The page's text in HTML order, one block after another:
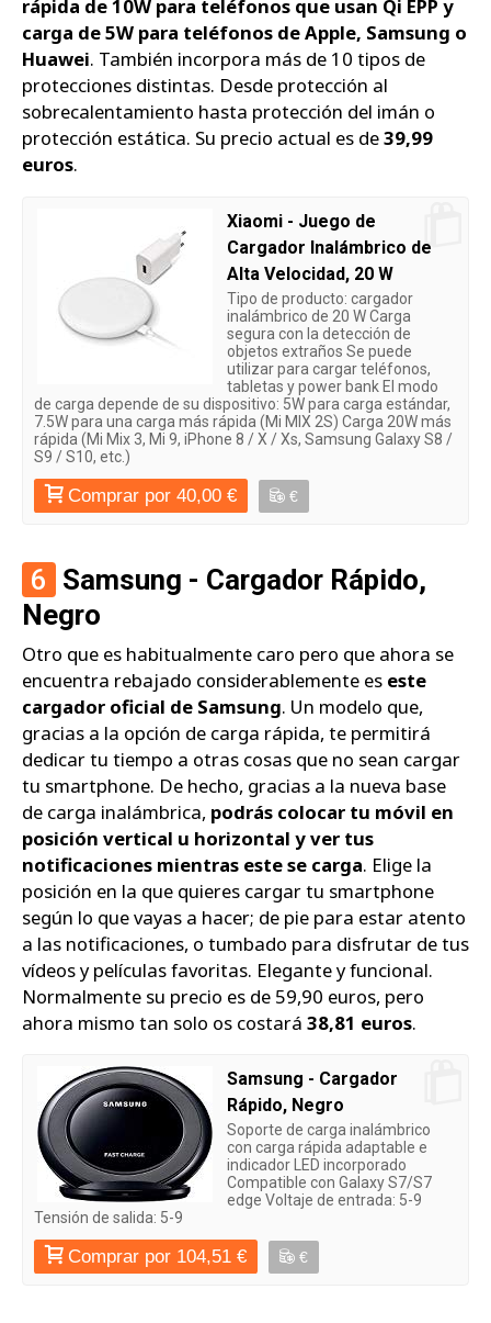
rápida de 10W para teléfonos que usan Qi EPP y
carga de 5W para teléfonos de Apple, Samsung o
Huawei. También incorpora más de 10 tipos de
protecciones distintas. Desde protección al
sobrecalentamiento hasta protección del imán o
protección estática. Su precio actual es de39,99
euros.
Xiaomi - Juego de
Cargador Inalámbrico de
Alta Velocidad, 20 W
Tipo de producto: cargador
inalámbrico de 20 W Carga
segura con la detección de
objetos extraños Se puede
utilizar para cargar teléfonos,
tabletas y power bank El modo
de carga depende de su dispositivo: 5W para carga estándar,
7.5W para una carga más rápida (Mi MIX 2S) Carga 20W más
rápida (Mi Mix 3, Mi 9, iPhone 8 / X / Xs, Samsung Galaxy S8 /
S9 / S10, etc.)
Comprar por 40,00 € €
6 Samsung - Cargador Rápido,
Negro
Otro que es habitualmente caro pero que ahora se
encuentra rebajado considerablemente es este
cargador oficial de Samsung. Un modelo que,
gracias a la opción de carga rápida, te permitirá
dedicar tu tiempo a otras cosas que no sean cargar
tu smartphone. De hecho, gracias a la nueva base
de carga inalámbrica, podrás colocar tu móvil en
posición vertical u horizontal y ver tus
notificaciones mientras este se carga. Elige la
posición en la que quieres cargar tu smartphone
según lo que vayas a hacer; de pie para estar atento
a las notificaciones, o tumbado para disfrutar de tus
vídeos y películas favoritas. Elegante y funcional.
Normalmente su precio es de 59,90 euros, pero
ahora mismo tan solo os costará 38,81 euros.
Samsung - Cargador
Rápido, Negro
Soporte de carga inalámbrico
con carga rápida adaptable e
indicador LED incorporado
Compatible con Galaxy S7/S7
edge Voltaje de entrada: 5-9
Tensión de salida: 5-9
Comprar por 104,51 € €